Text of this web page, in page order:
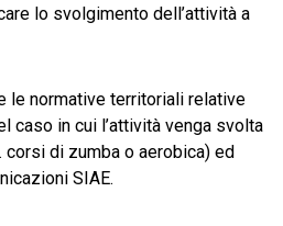
lo svolgimento dell’attività a
le normative territoriali relative
caso in cui l’attività venga svolta
corsi di zumba o aerobica) ed
SIAE.